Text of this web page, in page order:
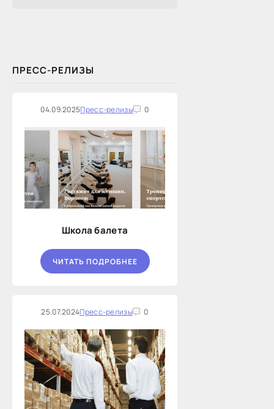
ПРЕСС-РЕЛИЗЫ
04.09.2025Пресс-релизы 0
Школа балета
ЧИТАТЬ ПОДРОБНЕЕ
25.07.2024Пресс-релизы 0